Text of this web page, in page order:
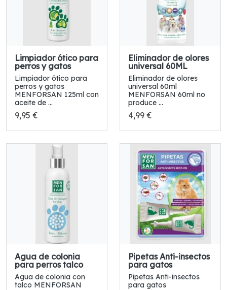
Limpiador ótico para
perros y gatos
Limpiador ótico para
perros y gatos
MENFORSAN 125ml con
aceite de ...
9,95 €
Eliminador de olores
universal 60ML
Eliminador de olores
universal 60ml
MENFORSAN 60ml no
produce ...
4,99 €
Agua de colonia
para perros talco
Agua de colonia con
talco MENFORSAN
Pipetas Anti-insectos
para gatos
Pipetas Anti-insectos
para gatos